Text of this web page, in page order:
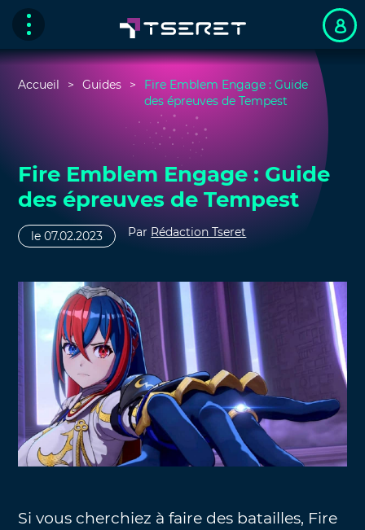
Accueil Guides
Fire Emblem Engage : Guide
des épreuves de Tempest
Fire Emblem Engage : Guide
des épreuves de Tempest
le 07.02.2023 Par Rédaction Tseret
Si vous cherchiez à faire des batailles, Fire